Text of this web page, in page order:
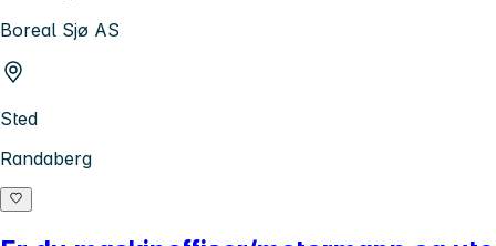
Boreal Sjø AS
Sted
Randaberg